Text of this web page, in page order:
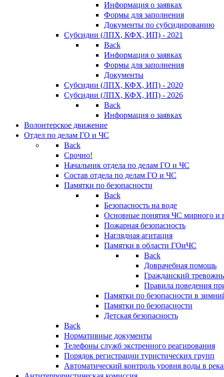
Информация о заявках
Формы для заполнения
Документы по субсидированию
Субсидии (ЛПХ, КФХ, ИП) - 2021
Back
Информация о заявках
Формы для заполнения
Документы
Субсидии (ЛПХ, КФХ, ИП) - 2020
Субсидии (ЛПХ, КФХ, ИП) - 2026
Back
Информация о заявках
Волонтерское движение
Отдел по делам ГО и ЧС
Back
Срочно!
Начальник отдела по делам ГО и ЧС
Состав отдела по делам ГО и ЧС
Памятки по безопасности
Back
Безопасность на воде
Основные понятия ЧС мирного и
Пожарная безопасность
Наглядная агитация
Памятки в области ГОиЧС
Back
Доврачебная помощь
Гражданский
Правила поведения
Памятки по безопасности в
Памятки по безопасности
Детская безопасность
Back
Нормативные документы
Телефоны служб экстренного реагирования
Порядок регистрации туристических групп
Автоматический контроль уровня воды в